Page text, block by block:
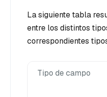
La siguiente tabla
entre los distintos
correspondientes
Tipo de campo